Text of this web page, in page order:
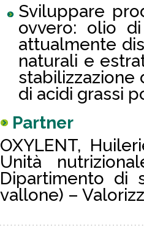
Sviluppare
ovvero: olio
attualmente
naturali e
stabilizzazione
di acidi grassi
Partner
OXYLENT,
Unità
Dipartimento di
vallone) –